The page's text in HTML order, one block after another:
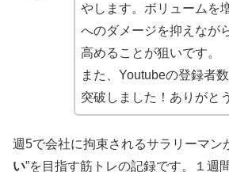
やします。ボリュームを
へのダメージを抑えなが
高めることが狙いです。
また、Youtubeの登録者
突破しました！ありがと
週5で会社に拘束されるサラリーマン
い”を目指す筋トレの記録です。１週